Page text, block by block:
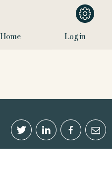
Home Log in